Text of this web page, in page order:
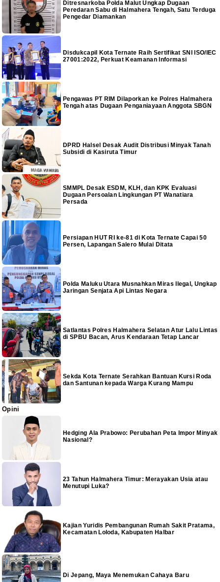
Ditresnarkoba Polda Malut Ungkap Dugaan
Peredaran Sabu di Halmahera Tengah, Satu Terduga
Pengedar Diamankan
Disdukcapil Kota Ternate Raih Sertifikat SNI ISO/IEC
27001:2022, Perkuat Keamanan Informasi
Pengawas PT RIM Dilaporkan ke Polres Halmahera
Tengah atas Dugaan Penganiayaan Anggota SBGN
DPRD Halsel Desak Audit Distribusi Minyak Tanah
Subsidi di Kasiruta Timur
SMMPL Desak ESDM, KLH, dan KPK Evaluasi
Dugaan Persoalan Lingkungan PT Wanatiara
Persada
Persiapan HUT RI ke-81 di Kota Ternate Capai 50
Persen, Lapangan Salero Mulai Ditata
Polda Maluku Utara Musnahkan Miras Ilegal, Ungkap
Jaringan Senjata Api Lintas Negara
Satlantas Polres Halmahera Selatan Atur Lalu Lintas
di SPBU Bacan, Arus Kendaraan Tetap Lancar
Sekda Kota Ternate Serahkan Bantuan Kursi Roda
dan Santunan kepada Warga Kurang Mampu
Opini
Hedging Ala Prabowo: Perubahan Peta Impor Minyak
Nasional?
23 Tahun Halmahera Timur: Merayakan Usia atau
Menutupi Luka?
Kajian Yuridis Pembangunan Rumah Sakit Pratama,
Kecamatan Loloda, Kabupaten Halbar
Di Jepang, Maya Menemukan Cahaya Baru